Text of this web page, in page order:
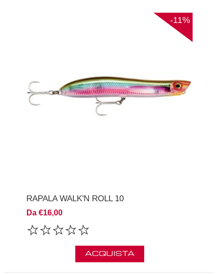
-11%
RAPALA WALK'N ROLL 10
Da €16,00
ACQUISTA